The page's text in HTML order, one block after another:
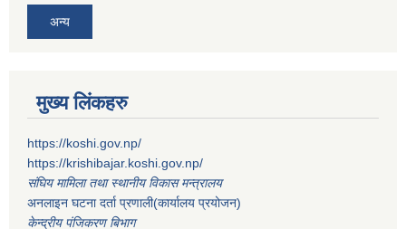
अन्य
मुख्य लिंकहरु
https://koshi.gov.np/
https://krishibajar.koshi.gov.np/
संघिय मामिला तथा स्थानीय विकास मन्त्रालय
अनलाइन घटना दर्ता प्रणाली(कार्यालय प्रयोजन)
केन्द्रीय पंजिकरण बिभाग